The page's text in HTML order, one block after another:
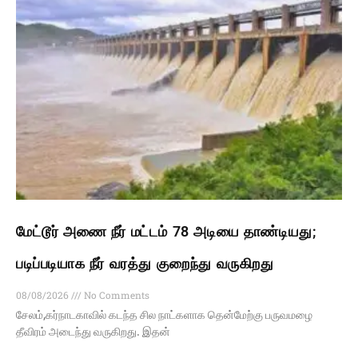
மேட்டூர் அணை நீர் மட்டம் 78 அடியை தாண்டியது;
படிப்படியாக நீர் வரத்து குறைந்து வருகிறது
08/08/2026
No Comments
சேலம்,கர்நாடகாவில் கடந்த சில நாட்களாக தென்மேற்கு பருவமழை
தீவிரம் அடைந்து வருகிறது. இதன்